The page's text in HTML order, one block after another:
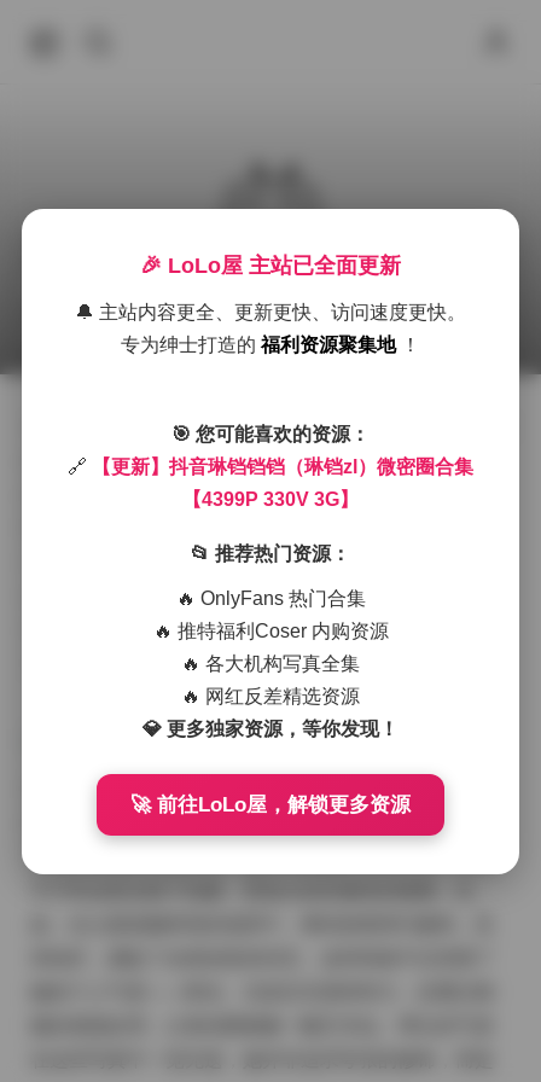
2025年9月18日 下午6:07 微密圈 丝袜
在抖音的浩瀚世界里，琳铛铛铛（网名琳铛zl）以其独特
的魅力脱颖而出，成为无数粉丝追捧的对象。最近，她
的微密圈合集迎来了一次重磅更新，汇集了4399张精美
仅数量庞大，更展现了琳铛一贯的写真风格和博主气
质，让粉丝们能一睹她的日常风采。作为一位活跃在抖
音平台的网红博主，琳铛的微密圈内容始终以清新自然
为主调，每一张写真都透露出青春活力。
琳铛铛铛的写真内容丰富多彩，涵盖了她生活中的方方
面面。这4399张图片中，既有日常街拍的时尚瞬间，也
🎉 LoLo屋 主站已全面更新
🔔 主站内容更全、更新更快、访问速度更快。
专为绅士打造的福利资源聚集地 ！
🎯 您可能喜欢的资源：
🔗
【更新】抖音琳铛铛铛（琳铛zl）微密圈合集
【4399P 330V 3G】
📂 推荐热门资源：
🔥 OnlyFans 热门合集
🔥 推特福利Coser 内购资源
🔥 各大机构写真全集
🔥 网红反差精选资源
💎 更多独家资源，等你发现！
🚀 前往LoLo屋，解锁更多资源